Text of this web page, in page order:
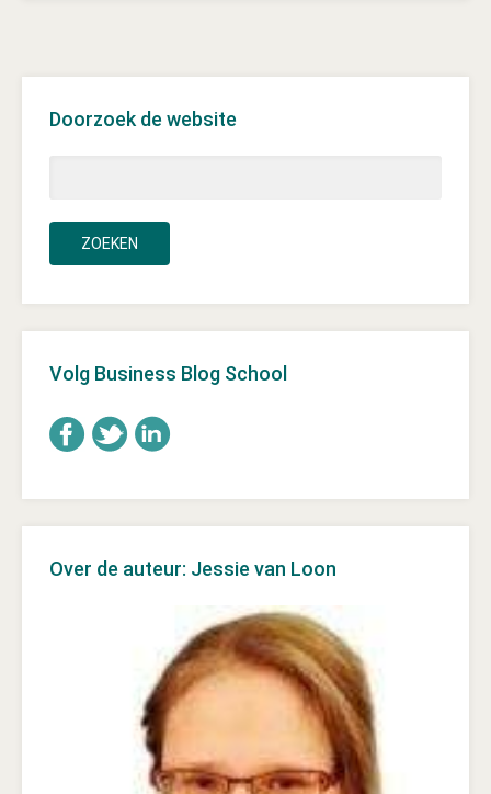
Doorzoek de website
Volg Business Blog School
Over de auteur: Jessie van Loon